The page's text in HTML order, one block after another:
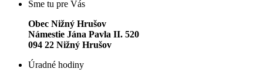
Sme tu pre Vás
Obec Nižný Hrušov
Námestie Jána Pavla II. 520
094 22 Nižný Hrušov
Úradné hodiny